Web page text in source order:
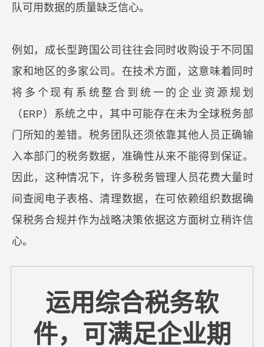
队可用数据的质量缺乏信心。
例如，成长型跨国公司往往会同时收购设于不同国
家和地区的多家公司。在技术方面，这意味着同时
将多个现有系统整合到统一的企业资源规划
（ERP）系统之中，其中可能存在未为全球税务部
门所知的差错。税务团队还须依靠其他人员正确输
入本部门的税务数据，准确性从来不能得到保证。
因此，这种情况下，许多税务管理人员花费大量时
间查阅电子表格、清理数据，在可依赖组织数据确
保税务合规并作为战略决策依据这方面树立稍许信
心。
运用综合税务软
件，可满足企业期